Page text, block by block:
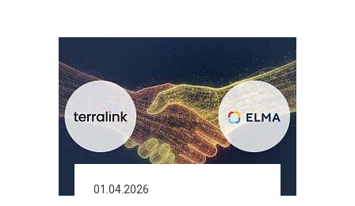
01.04.2026